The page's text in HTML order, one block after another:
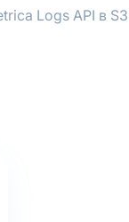
Logs API в S3